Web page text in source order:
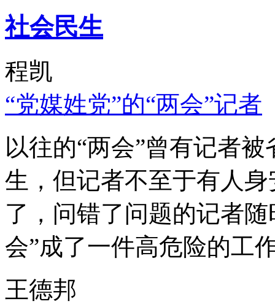
社会民生
程凯
“党媒姓党”的“两会”记者
以往的“两会”曾有记者
生，但记者不至于有人
了，问错了问题的记者
会”成了一件高危险的工
王德邦